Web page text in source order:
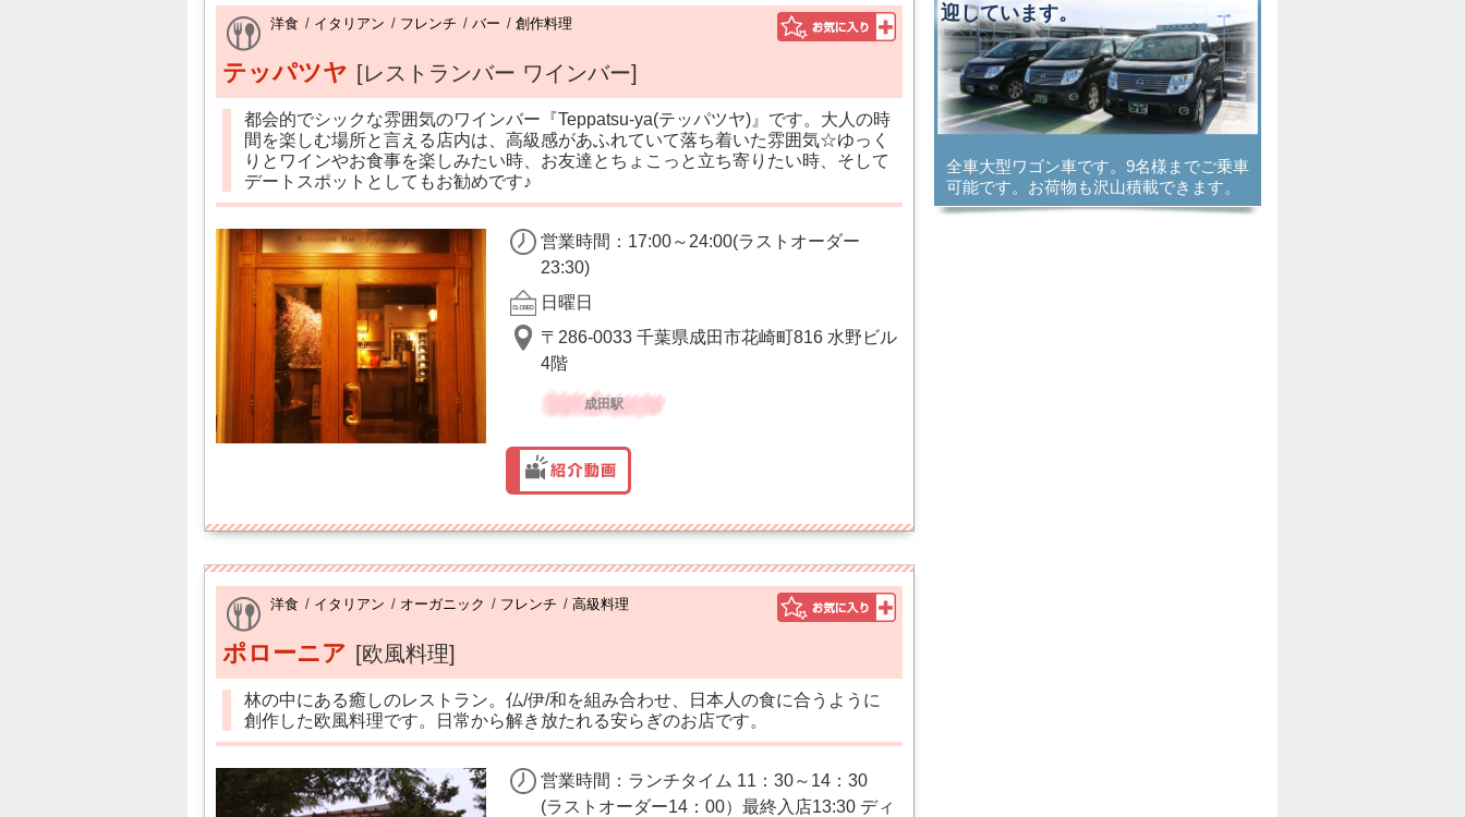
洋食 / イタリアン / フレンチ / バー / 創作料理
テッパツヤ [レストランバー ワインバー]
都会的でシックな雰囲気のワインバー『Teppatsu-ya(テッパツヤ)』です。大人の時
間を楽しむ場所と言える店内は、高級感があふれていて落ち着いた雰囲気☆ゆっく
りとワインやお食事を楽しみたい時、お友達とちょこっと立ち寄りたい時、そして
デートスポットとしてもお勧めです♪
営業時間：17:00～24:00(ラストオーダー
23:30)
日曜日
〒286-0033 千葉県成田市花崎町816 水野ビル
4階
成田駅
洋食 / イタリアン / オーガニック / フレンチ / 高級料理
ポローニア [欧風料理]
林の中にある癒しのレストラン。仏/伊/和を組み合わせ、日本人の食に合うように
創作した欧風料理です。日常から解き放たれる安らぎのお店です。
営業時間：ランチタイム 11：30～14：30
(ラストオーダー14：00）最終入店13:30 ディ
迎しています。
全車大型ワゴン車です。9名様までご乗車
可能です。お荷物も沢山積載できます。